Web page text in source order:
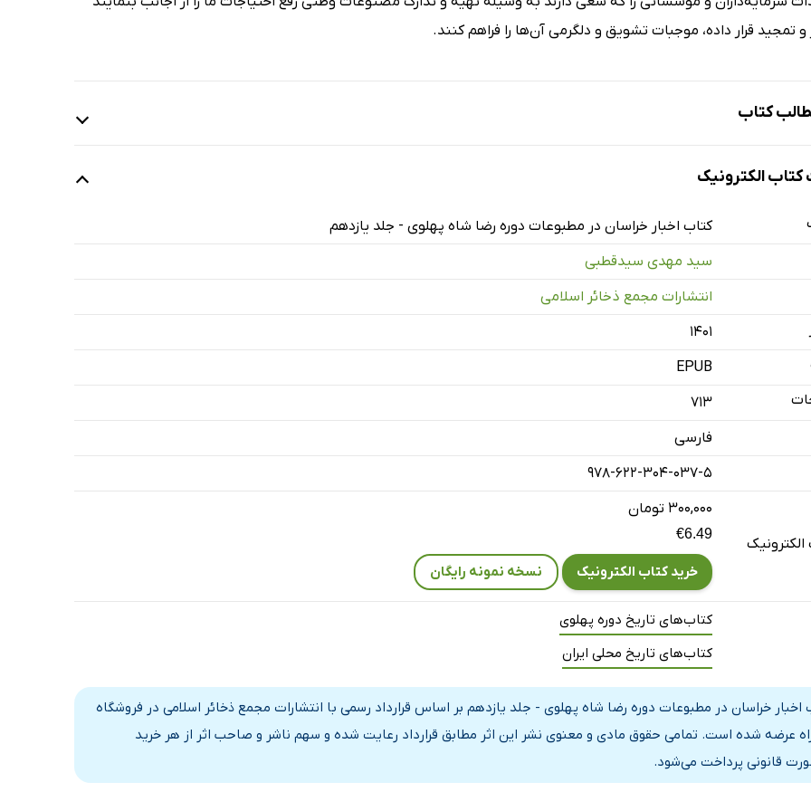
و تمجید قرار داده، موجبات تشویق و دلگرمی آن‌ها را فراهم کنند.
کتاب
می‌نویسند
امتحانات اطباء غیرمجاز
سرقت از منزل غیر
الکترونیک
کتاب اخبار خراسان در مطبوعات دوره رضا شاه پهلوی - جلد یازدهم
سید مهدی سیدقطبی
انتشارات مجمع ذخائر اسلامی
۱۴۰۱
EPUB
713
فارسی
978-622-304-037-5
۳۰۰,۰۰۰ تومان
€6.49
خرید کتاب الکترونیک نسخه نمونه رایگان
کتاب‌های تاریخ دوره پهلوی
کتاب‌های تاریخ محلی ایران
اخبار خراسان در مطبوعات دوره رضا شاه پهلوی - جلد یازدهم بر اساس قرارداد رسمی با انتشارات مجمع ذخائر اسلامی در فروشگاه
عرضه شده است. تمامی حقوق مادی و معنوی نشر این اثر مطابق قرارداد رعایت شده و سهم ناشر و صاحب اثر از هر خرید
قانونی پرداخت می‌شود.